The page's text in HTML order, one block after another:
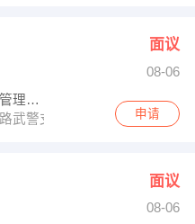
面议
08-06
云浮市鸿正建设工程咨询管理有限公司
武警支队旁
申请
面议
08-06